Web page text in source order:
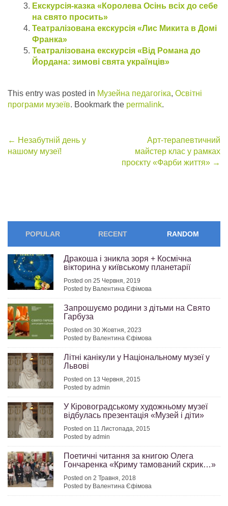
Екскурсія-казка «Королева Осінь всіх до себе
на свято просить»
Театралізована екскурсія «Лис Микита в Домі
Франка»
Театралізована екскурсія «Від Романа до
Йордана: зимові свята українців»
This entry was posted in Музейна педагогіка, Освітні
програми музеїв. Bookmark the permalink.
Post
← Незабутній день у
нашому музеї!
Арт-терапевтичний
майстер клас у рамках
проєкту «Фарби життя» →
POPULAR RECENT RANDOM
Дракоша і зникла зоря + Космічна
вікторина у київському планетарії
Posted on 25 Червня, 2019
Posted by Валентина Єфімова
Запрошуємо родини з дітьми на Свято
Гарбуза
Posted on 30 Жовтня, 2023
Posted by Валентина Єфімова
Літні канікули у Національному музеї у
Львові
Posted on 13 Червня, 2015
Posted by admin
У Кіровоградському художньому музеї
відбулась презентація «Музей і діти»
Posted on 11 Листопада, 2015
Posted by admin
Поетичні читання за книгою Олега
Гончаренка «Криму тамований скрик…»
Posted on 2 Травня, 2018
Posted by Валентина Єфімова